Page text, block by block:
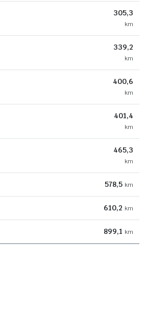
305,3
km
339,2
km
400,6
km
401,4
km
465,3
km
578,5 km
610,2 km
899,1 km